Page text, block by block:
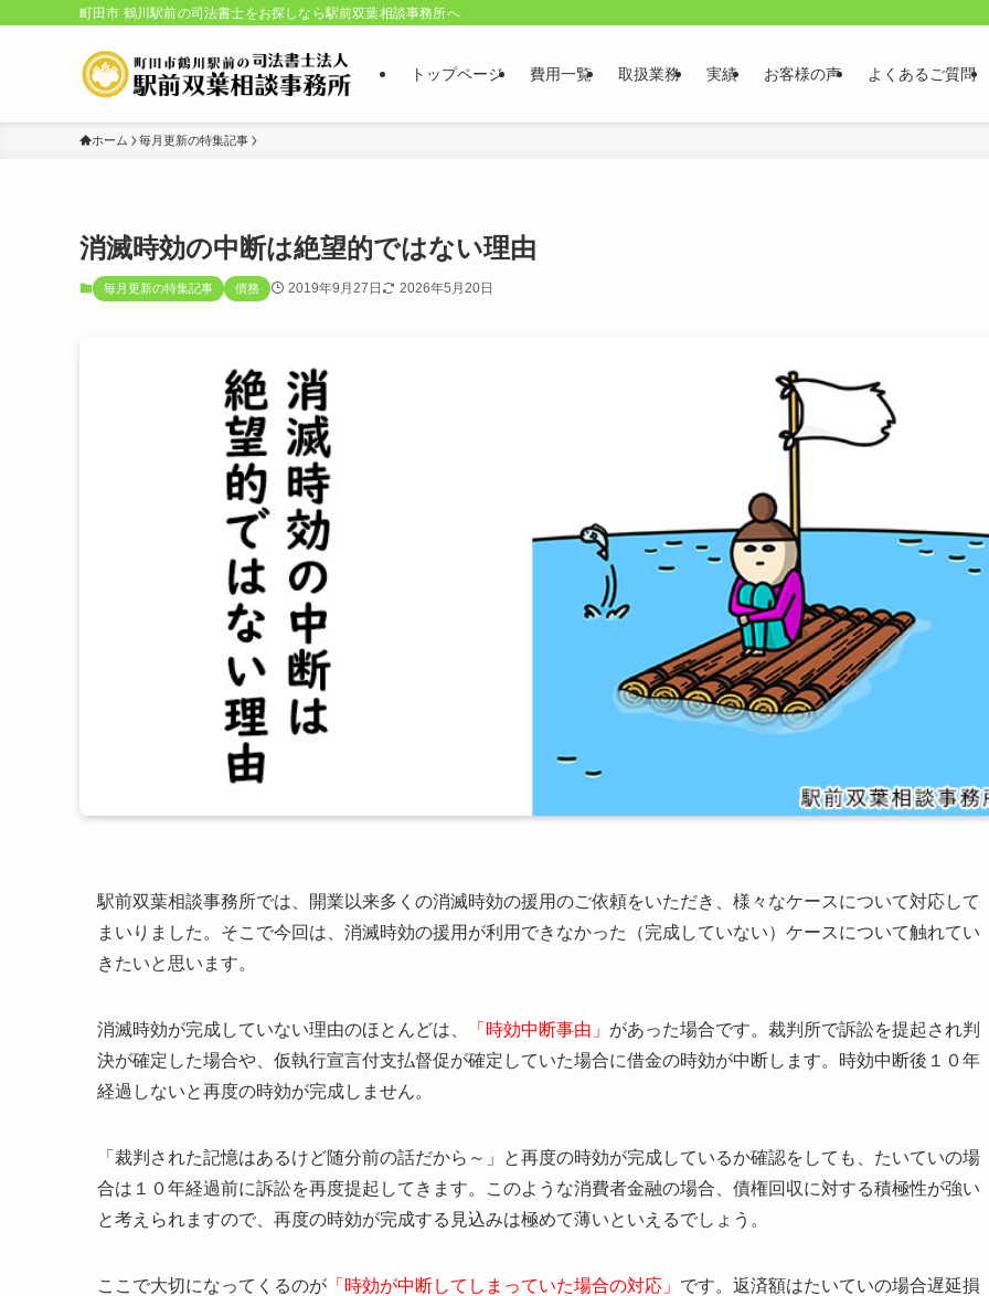
町田市 鶴川駅前の司法書士をお探しなら駅前双葉相談事務所へ
トップページ 費用一覧 取扱業務 実績 お客様の声 よくあるご質問
ホーム 毎月更新の特集記事
消滅時効の中断は絶望的ではない理由
毎月更新の特集記事 債務 2019年9月27日 2026年5月20日
駅前双葉相談事務所では、開業以来多くの消滅時効の援用のご依頼をいただき、様々なケースについて対応して
まいりました。そこで今回は、消滅時効の援用が利用できなかった（完成していない）ケースについて触れてい
きたいと思います。
消滅時効が完成していない理由のほとんどは、 「時効中断事由」 があった場合です。裁判所で訴訟を提起され判
決が確定した場合や、仮執行宣言付支払督促が確定していた場合に借金の時効が中断します。時効中断後１０年
経過しないと再度の時効が完成しません。
「裁判された記憶はあるけど随分前の話だから～」と再度の時効が完成しているか確認をしても、たいていの場
合は１０年経過前に訴訟を再度提起してきます。このような消費者金融の場合、債権回収に対する積極性が強い
と考えられますので、再度の時効が完成する見込みは極めて薄いといえるでしょう。
ここで大切になってくるのが 「時効が中断してしまっていた場合の対応」 です。返済額はたいていの場合遅延損